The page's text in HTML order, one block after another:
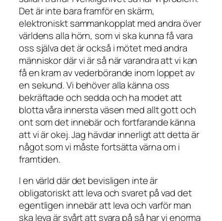
Det är inte bara framför en skärm,
elektroniskt sammankopplat med andra över
världens alla hörn, som vi ska kunna få vara
oss själva det är också i mötet med andra
människor där vi är så när varandra att vi kan
få en kram av vederbörande inom loppet av
en sekund. Vi behöver alla känna oss
bekräftade och sedda och ha modet att
blotta våra innersta väsen med allt gott och
ont som det innebär och fortfarande känna
att vi är okej. Jag hävdar innerligt att detta är
något som vi måste fortsätta värna om i
framtiden.
I en värld där det bevisligen inte är
obligatoriskt att leva och svaret på vad det
egentligen innebär att leva och varför man
ska leva är svårt att svara på så har vi enorma